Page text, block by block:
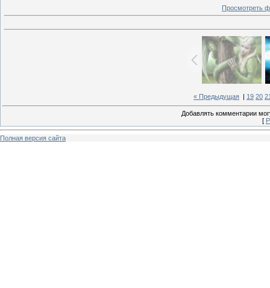
Просмотреть
« Предыдущая 19 20
Добавлять комментарии
[
Полная версия сайта